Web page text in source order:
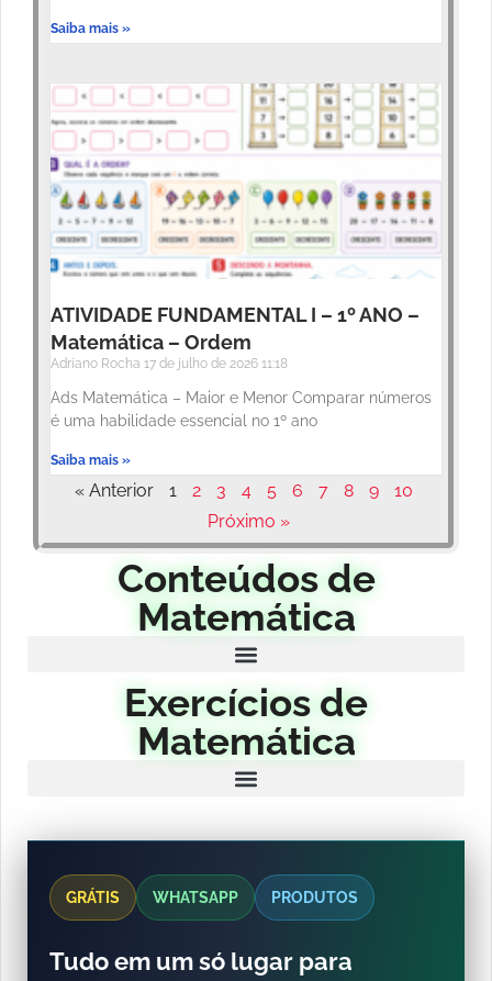
Saiba mais »
ATIVIDADE FUNDAMENTAL I – 1º ANO –
Matemática – Ordem
Adriano Rocha 17 de julho de 2026 11:18
Ads Matemática – Maior e Menor Comparar números
é uma habilidade essencial no 1º ano
Saiba mais »
« Anterior 1 2 3 4 5 6 7 8 9
10
Próximo »
Conteúdos de
Matemática
Exercícios de
Matemática
GRÁTIS WHATSAPP PRODUTOS
Tudo em um só lugar para